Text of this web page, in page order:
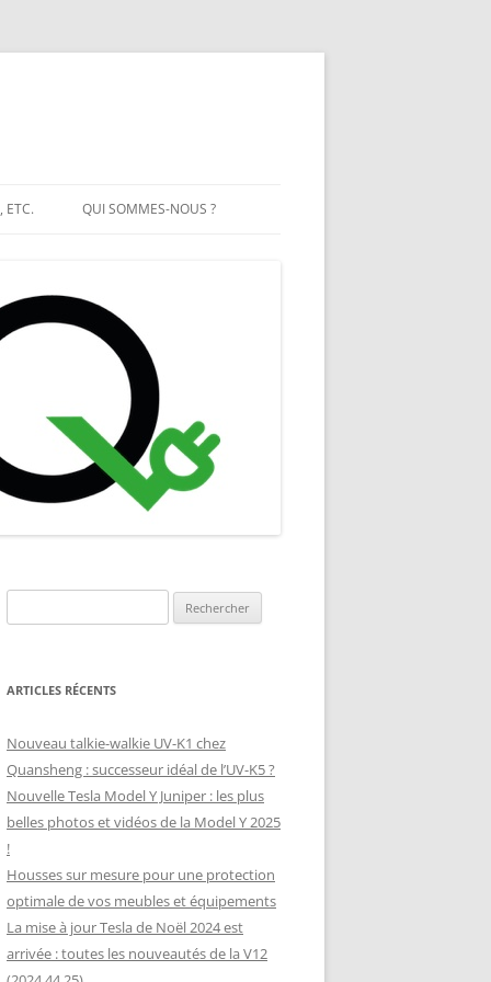
ETC.
SOLAIRE
QUI SOMMES-NOUS ?
ARTICLES RÉCENTS
Nouveau talkie-walkie UV-K1 chez
Quansheng : successeur idéal de l’UV-K5 ?
Nouvelle Tesla Model Y Juniper : les plus
belles photos et vidéos de la Model Y 2025
!
Housses sur mesure pour une protection
optimale de vos meubles et équipements
La mise à jour Tesla de Noël 2024 est
arrivée : toutes les nouveautés de la V12